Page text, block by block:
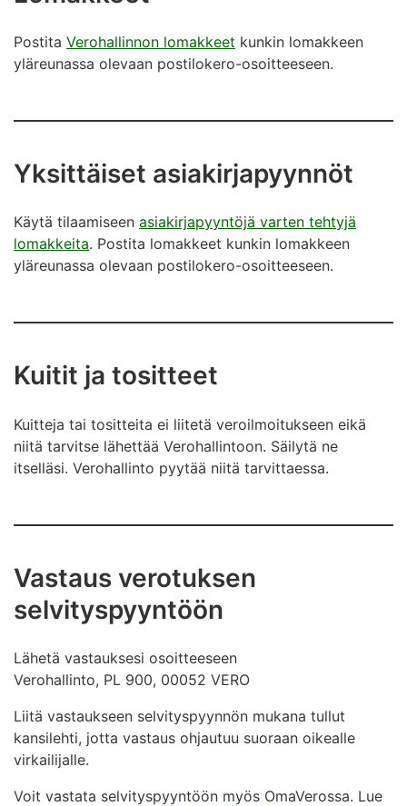
Postita Verohallinnon lomakkeet kunkin lomakkeen
yläreunassa olevaan postilokero-osoitteeseen.
Yksittäiset asiakirjapyynnöt
Käytä tilaamiseen asiakirjapyyntöjä varten tehtyjä
lomakkeita. Postita lomakkeet kunkin lomakkeen
yläreunassa olevaan postilokero-osoitteeseen.
Kuitit ja tositteet
Kuitteja tai tositteita ei liitetä veroilmoitukseen eikä
niitä tarvitse lähettää Verohallintoon. Säilytä ne
itselläsi. Verohallinto pyytää niitä tarvittaessa.
Vastaus verotuksen
selvityspyyntöön
Lähetä vastauksesi osoitteeseen
Verohallinto, PL 900, 00052 VERO
Liitä vastaukseen selvityspyynnön mukana tullut
kansilehti, jotta vastaus ohjautuu suoraan oikealle
virkailijalle.
Voit vastata selvityspyyntöön myös OmaVerossa. Lue